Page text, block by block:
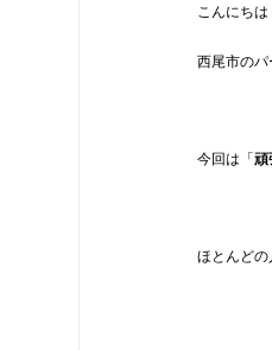
こんにちは
西尾市の
今回は「 頑
ほとんどの